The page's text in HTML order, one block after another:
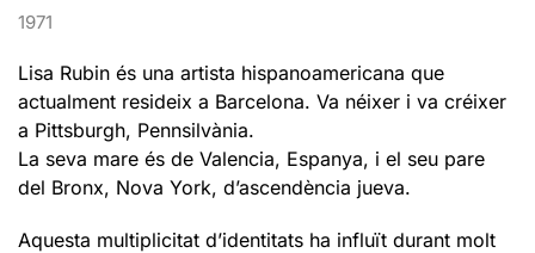
1971
Lisa Rubin és una artista hispanoamericana que
actualment resideix a Barcelona. Va néixer i va créixer
a Pittsburgh, Pennsilvània.
La seva mare és de Valencia, Espanya, i el seu pare
del Bronx, Nova York, d’ascendència jueva.
Aquesta multiplicitat d’identitats ha influït durant molt